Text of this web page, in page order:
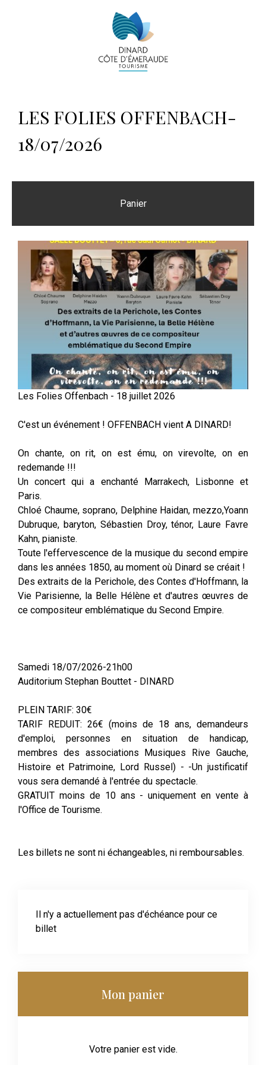
LES FOLIES OFFENBACH-
18/07/2026
Panier
Les Folies Offenbach - 18 juillet 2026
C'est un événement ! OFFENBACH vient A DINARD!
On chante, on rit, on est ému, on virevolte, on en
redemande !!!
Un concert qui a enchanté Marrakech, Lisbonne et
Paris.
Chloé Chaume, soprano, Delphine Haidan, mezzo,Yoann
Dubruque, baryton, Sébastien Droy, ténor, Laure Favre
Kahn, pianiste.
Toute l'effervescence de la musique du second empire
dans les années 1850, au moment où Dinard se créait !
Des extraits de la Perichole, des Contes d'Hoffmann, la
Vie Parisienne, la Belle Hélène et d'autres œuvres de
ce compositeur emblématique du Second Empire.
Samedi 18/07/2026-21h00
Auditorium Stephan Bouttet - DINARD
PLEIN TARIF: 30€
TARIF REDUIT: 26€ (moins de 18 ans, demandeurs
d'emploi, personnes en situation de handicap,
membres des associations Musiques Rive Gauche,
Histoire et Patrimoine, Lord Russel) - -Un justificatif
vous sera demandé à l'entrée du spectacle.
GRATUIT moins de 10 ans - uniquement en vente à
l'Office de Tourisme.
Les billets ne sont ni échangeables, ni remboursables.
Il n'y a actuellement pas d'échéance pour ce
billet
Mon panier
Votre panier est vide.